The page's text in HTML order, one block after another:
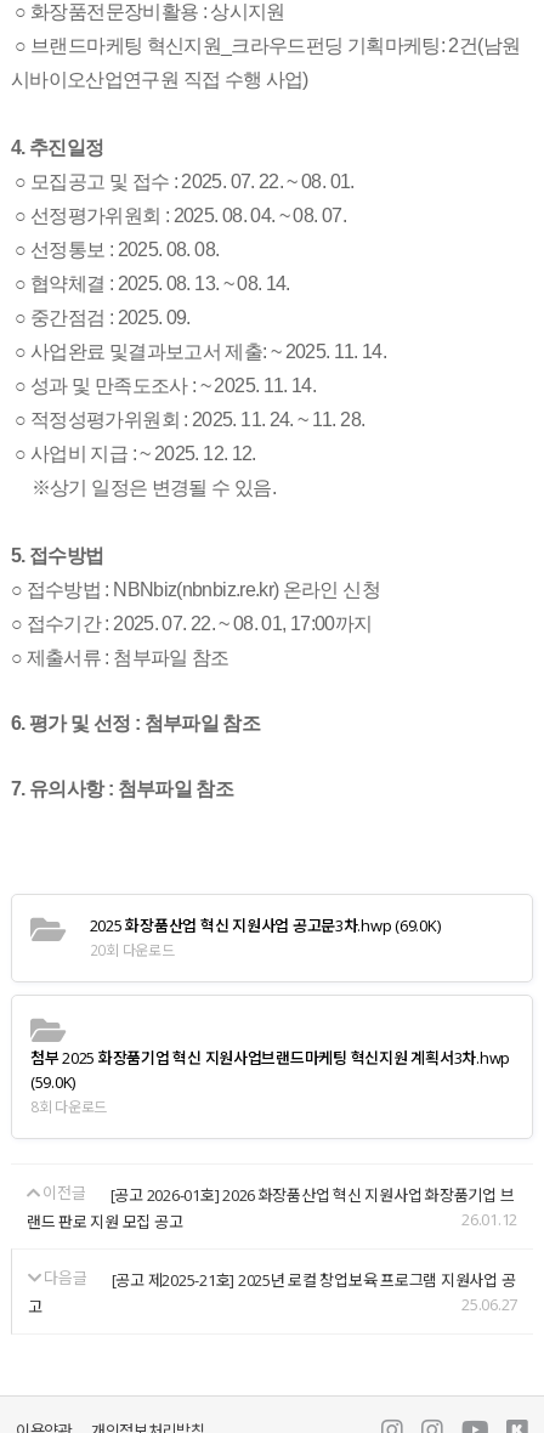
○ 화장품전문장비활용 : 상시지원
○ 브랜드마케팅 혁신지원_크라우드펀딩 기획마케팅: 2건(남원
시바이오산업연구원 직접 수행 사업)
4. 추진일정
○ 모집공고 및 접수 : 2025. 07. 22. ~ 08. 01.
○ 선정평가위원회 : 2025. 08. 04. ~ 08. 07.
○ 선정통보 : 2025. 08. 08.
○ 협약체결 : 2025. 08. 13. ~ 08. 14.
○ 중간점검 : 2025. 09.
○ 사업완료 및결과보고서 제출: ~ 2025. 11. 14.
○ ​ 성과 및 만족도조사 : ~ 2025. 11. 14.
○ 적정성평가위원회 : 2025. 11. 24. ~ 11. 28.
○ 사업비 지급 : ~ 2025. 12. 12.
※상기 일정은 변경될 수 있음.
5. 접수방법
○ 접수방법 : NBNbiz(nbnbiz.re.kr) 온라인 신청
○ 접수기간 : 2025. 07. 22. ~ 08. 01, 17:00까지
○ 제출서류 : 첨부파일 참조​
6. 평가 및 선정 : 첨부파일 참조
7. 유의사항 : 첨부파일 참조
2025 화장품산업 혁신 지원사업 공고문3차.hwp(69.0K)
20회 다운로드
첨부 2025 화장품기업 혁신 지원사업브랜드마케팅 혁신지원 계획서3차.hwp
(59.0K)
8회 다운로드
이전글
[공고 2026-01호] 2026 화장품산업 혁신 지원사업 화장품기업 브
랜드 판로 지원 모집 공고
26.01.12
다음글
[공고 제2025-21호] 2025년 로컬 창업보육 프로그램 지원사업 공
고
25.06.27